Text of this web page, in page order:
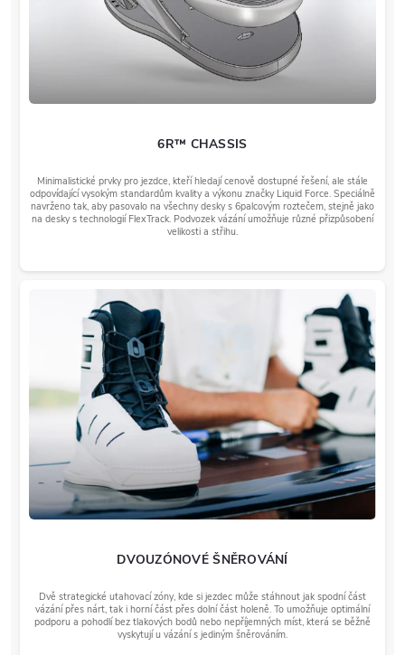
6R™ CHASSIS
Minimalistické prvky pro jezdce, kteří hledají cenově dostupné řešení, ale stále
odpovídající vysokým standardům kvality a výkonu značky Liquid Force. Speciálně
navrženo tak, aby pasovalo na všechny desky s 6palcovým roztečem, stejně jako
na desky s technologií FlexTrack. Podvozek vázání umožňuje různé přizpůsobení
velikosti a střihu.
DVOUZÓNOVÉ ŠNĚROVÁNÍ
Dvě strategické utahovací zóny, kde si jezdec může stáhnout jak spodní část
vázání přes nárt, tak i horní část přes dolní část holeně. To umožňuje optimální
podporu a pohodlí bez tlakových bodů nebo nepříjemných míst, která se běžně
vyskytují u vázání s jediným šněrováním.